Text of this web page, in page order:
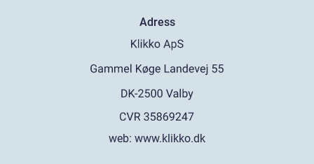
Adress
web: www.klikko.dk